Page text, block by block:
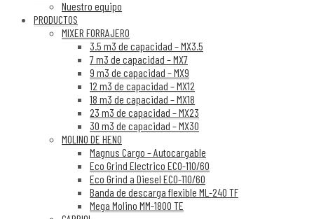
Nuestro equipo
PRODUCTOS
MIXER FORRAJERO
3.5 m3 de capacidad – MX3.5
7 m3 de capacidad – MX7
9 m3 de capacidad – MX9
12 m3 de capacidad – MX12
18 m3 de capacidad – MX18
23 m3 de capacidad – MX23
30 m3 de capacidad – MX30
MOLINO DE HENO
Magnus Cargo – Autocargable
Eco Grind Electrico ECO-110/60
Eco Grind a Diesel ECO-110/60
Banda de descarga flexible ML-240 TF
Mega Molino MM-1800 TE